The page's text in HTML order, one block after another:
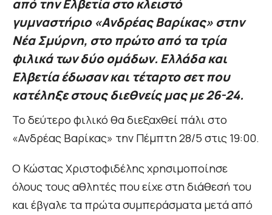
από την Ελβετία στο κλειστό
γυμναστήριο «Ανδρέας Βαρίκας» στην
Νέα Σμύρνη, στο πρώτο από τα τρία
φιλικά των δύο ομάδων. Ελλάδα και
Ελβετία έδωσαν και τέταρτο σετ που
κατέληξε στους διεθνείς μας με 26-24.
Το δεύτερο φιλικό θα διεξαχθεί πάλι στο
«Ανδρέας Βαρίκας» την Πέμπτη 28/5 στις 19:00.
Ο Κώστας Χριστοφιδέλης χρησιμοποίησε
όλους τους αθλητές που είχε στη διάθεσή του
και έβγαλε τα πρώτα συμπεράσματα μετά από